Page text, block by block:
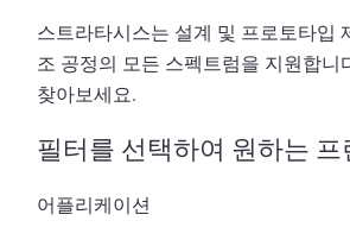
스트라타시스는 설계 및 프로토타입
조 공정의 모든 스펙트럼을 지원합
찾아보세요.
필터를 선택하여 원하는 프